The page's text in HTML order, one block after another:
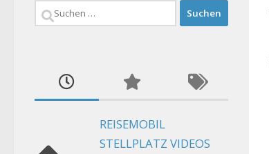
Suchen
REISEMOBIL
STELLPLATZ VIDEOS